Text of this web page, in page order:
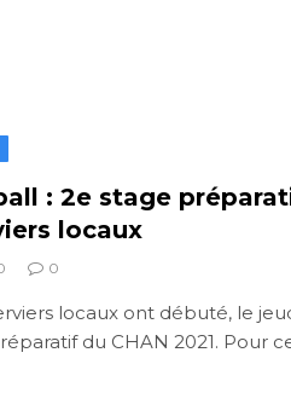
: 2e stage
locaux
0
locaux ont débuté, le
du CHAN 2021. Pour